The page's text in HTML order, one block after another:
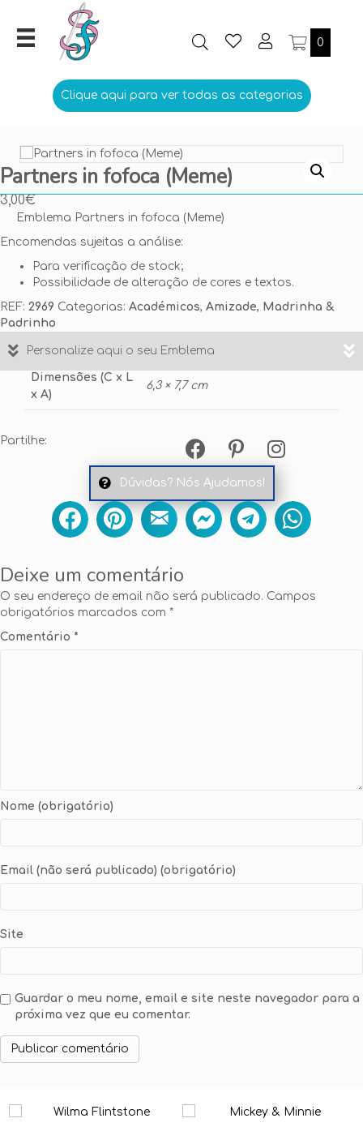
0
Clique aqui para ver todas as categorias
Partners in fofoca (Meme)
3,00€
Emblema Partners in fofoca (Meme)
Encomendas sujeitas a análise:
Para verificação de stock;
Possibilidade de alteração de cores e textos.
REF: 2969 Categorias: Académicos, Amizade, Madrinha &
Padrinho
Personalize aqui o seu Emblema
Dimensões (C x L
x A)
6,3 × 7,7 cm
Partilhe:
Dúvidas? Nós Ajudamos!
Deixe um comentário
O seu endereço de email não será publicado. Campos
obrigatórios marcados com *
Comentário *
Nome (obrigatório)
Email (não será publicado) (obrigatório)
Site
Guardar o meu nome, email e site neste navegador para a
próxima vez que eu comentar.